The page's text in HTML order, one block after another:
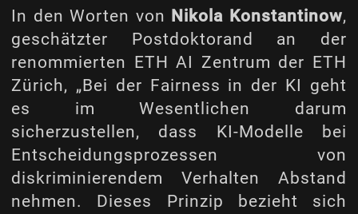
In den Worten von Nikola Konstantinow,
geschätzter Postdoktorand an der
renommierten ETH AI Zentrum der ETH
Zürich, „Bei der Fairness in der KI geht
es im Wesentlichen darum
sicherzustellen, dass KI-Modelle bei
Entscheidungsprozessen von
diskriminierendem Verhalten Abstand
nehmen. Dieses Prinzip bezieht sich